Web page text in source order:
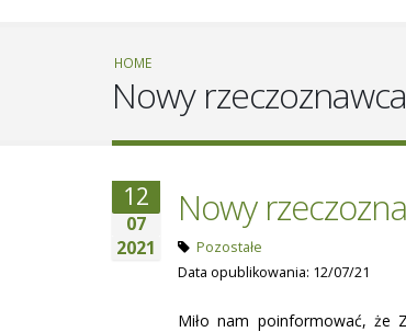
HOME
Nowy
12
07
2021
Nowy
Pozostałe
Data opublikowania: 12/07/21
Miło nam poinformować, że